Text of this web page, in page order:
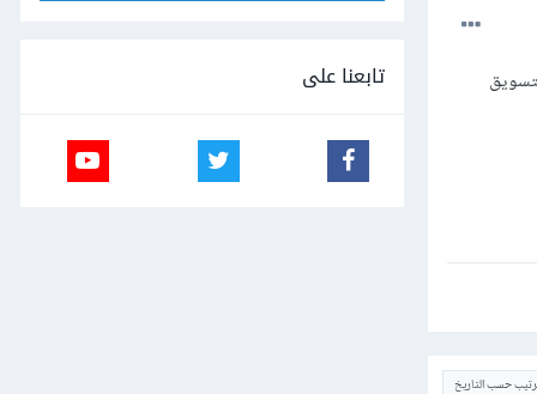
حسب التاريخ
تابعنا على